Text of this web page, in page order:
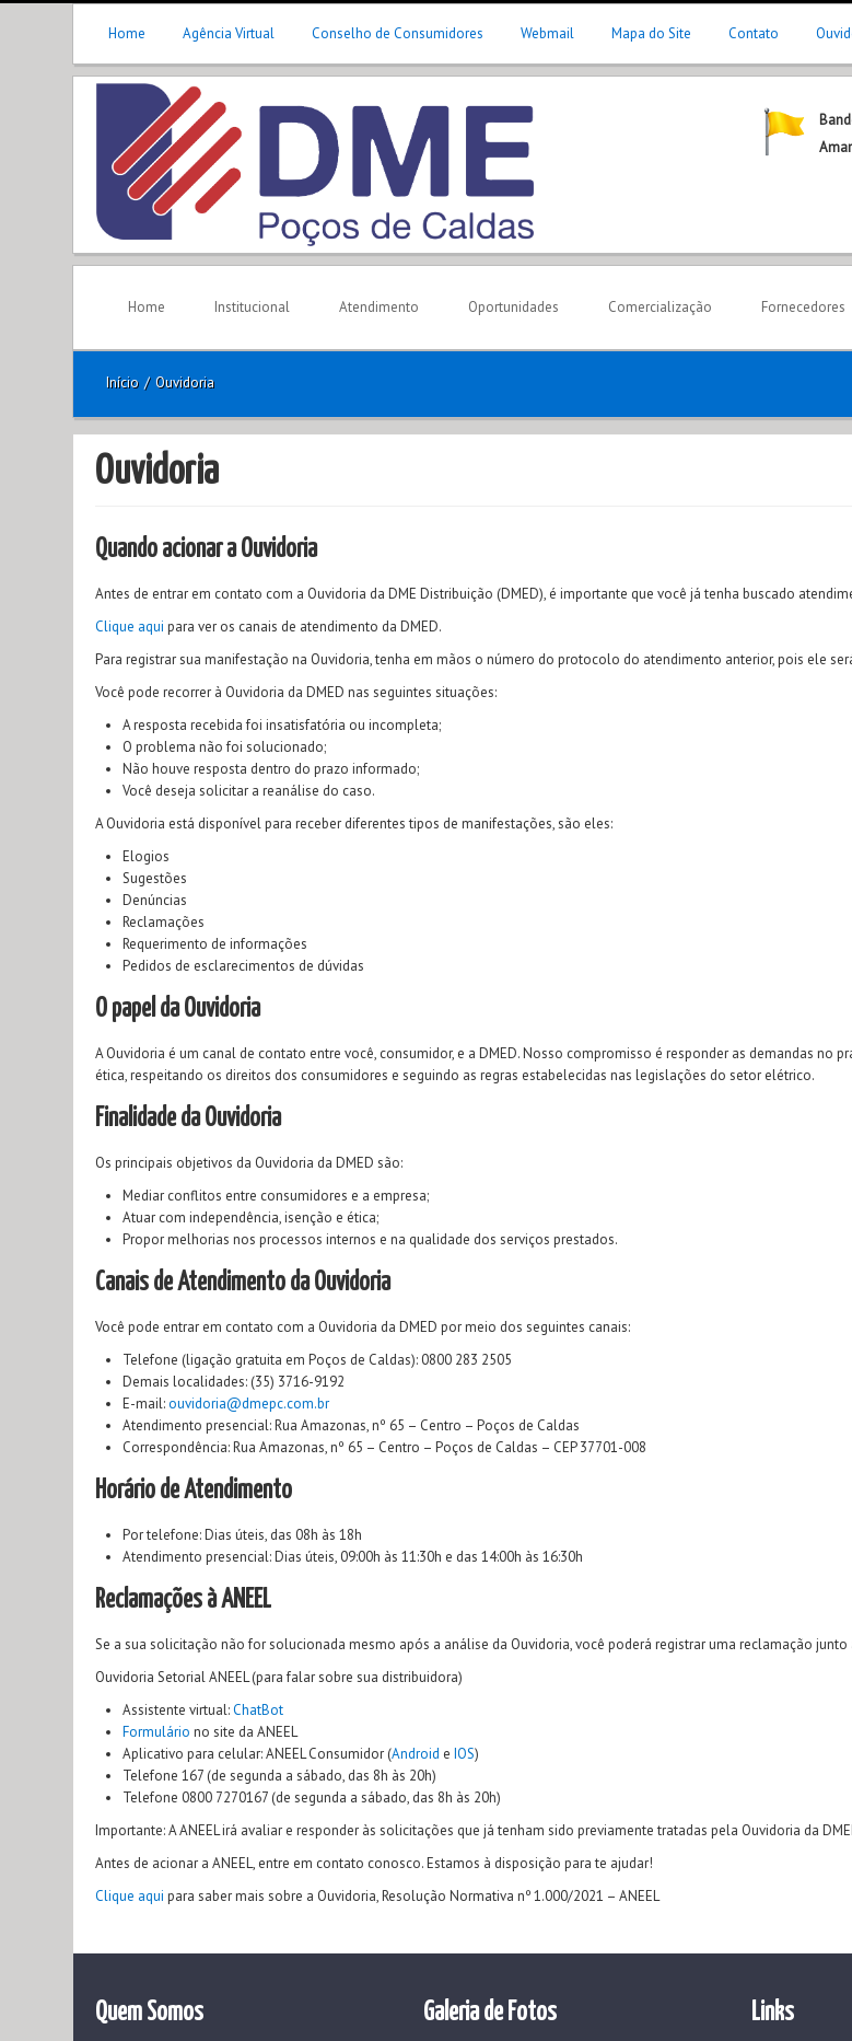
Home Agência Virtual Conselho de Consumidores Webmail Mapa do Site Contato
Home Institucional Atendimento Oportunidades Comercialização Fornecedores
Início / Ouvidoria
Ouvidoria
Quando acionar a Ouvidoria
Antes de entrar em contato com a Ouvidoria da DME Distribuição (DMED), é importante que você já tenha buscado
Clique aqui para ver os canais de atendimento da DMED.
Para registrar sua manifestação na Ouvidoria, tenha em mãos o número do protocolo do atendimento anterior, pois ele
Você pode recorrer à Ouvidoria da DMED nas seguintes situações:
A resposta recebida foi insatisfatória ou incompleta;
O problema não foi solucionado;
Não houve resposta dentro do prazo informado;
Você deseja solicitar a reanálise do caso.
A Ouvidoria está disponível para receber diferentes tipos de manifestações, são eles:
Elogios
Sugestões
Denúncias
Reclamações
Requerimento de informações
Pedidos de esclarecimentos de dúvidas
O papel da Ouvidoria
A Ouvidoria é um canal de contato entre você, consumidor, e a DMED. Nosso compromisso é responder as demandas no
ética, respeitando os direitos dos consumidores e seguindo as regras estabelecidas nas legislações do setor elétrico.
Finalidade da Ouvidoria
Os principais objetivos da Ouvidoria da DMED são:
Mediar conflitos entre consumidores e a empresa;
Atuar com independência, isenção e ética;
Propor melhorias nos processos internos e na qualidade dos serviços prestados.
Canais de Atendimento da Ouvidoria
Você pode entrar em contato com a Ouvidoria da DMED por meio dos seguintes canais:
Telefone (ligação gratuita em Poços de Caldas): 0800 283 2505
Demais localidades: (35) 3716-9192
E-mail:ouvidoria@dmepc.com.br
Atendimento presencial: Rua Amazonas, nº 65 – Centro – Poços de Caldas
Correspondência: Rua Amazonas, nº 65 – Centro – Poços de Caldas – CEP 37701-008
Horário de Atendimento
Por telefone: Dias úteis, das 08h às 18h
Atendimento presencial: Dias úteis, 09:00h às 11:30h e das 14:00h às 16:30h
Reclamações à ANEEL
Se a sua solicitação não for solucionada mesmo após a análise da Ouvidoria, você poderá registrar uma reclamação
Ouvidoria Setorial ANEEL (para falar sobre sua distribuidora)
Assistente virtual:ChatBot
Formulário no site da ANEEL
Aplicativo para celular: ANEEL Consumidor (Android e IOS)
Telefone 167 (de segunda a sábado, das 8h às 20h)
Telefone 0800 7270167 (de segunda a sábado, das 8h às 20h)
Importante: A ANEEL irá avaliar e responder às solicitações que já tenham sido previamente tratadas pela Ouvidoria da
Antes de acionar a ANEEL, entre em contato conosco. Estamos à disposição para te ajudar!
Clique aqui para saber mais sobre a Ouvidoria, Resolução Normativa nº 1.000/2021 – ANEEL
Quem Somos Galeria de Fotos Links